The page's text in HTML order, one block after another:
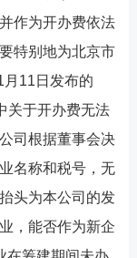
作为开办费依法
特别地为北京市
11日发布的
关于开办费无法
司根据董事会决
名称和税号，无
头为本公司的发
，能否作为新企